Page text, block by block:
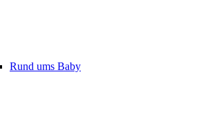
Rund ums Baby